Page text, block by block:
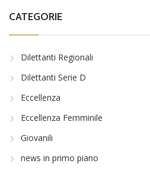
CATEGORIE
Dilettanti Regionali
Dilettanti Serie D
Eccellenza
Eccellenza Femminile
Giovanili
news in primo piano